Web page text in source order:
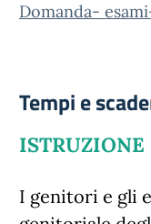
Domanda-
Tempi e
ISTRUZIONE
I genitori e gli